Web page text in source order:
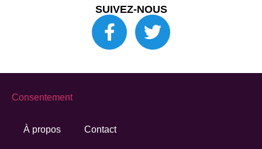
SUIVEZ-NOUS
À propos Contact
Consentement